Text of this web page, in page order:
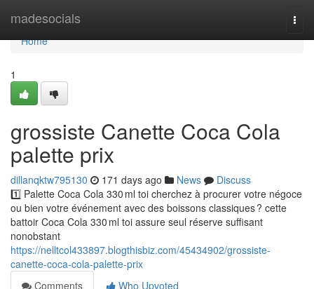
madesocials
Home
Home
1
grossiste Canette Coca Cola
palette prix
dillanqktw795130 171 days ago News
Discuss
1️⃣ Palette Coca Cola 330 ml toi cherchez à procurer votre négoce
ou bien votre événement avec des boissons classiques ? cette
battoir Coca Cola 330 ml toi assure seul réserve suffisant
nonobstant
https://nelltcol433897.blogthisbiz.com/45434902/grossiste-
canette-coca-cola-palette-prix
Comments
Who Upvoted